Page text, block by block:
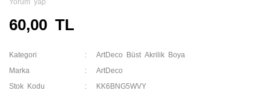
60,00 TL
Kategori ArtDeco Büst Akrilik Boya
Marka ArtDeco
Stok Kodu KK6BNG5WVY